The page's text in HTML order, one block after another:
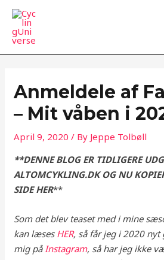
Skip
content
Anmeldele af
– Mit våben i
April 9, 2020/ By Jeppe Tolbøll
**DENNE BLOG ER TIDLIGERE
ALTOMCYKLING.DK OG NU
SIDE HER**
Som det blev teaset med i mine
kan læses HER, så får jeg i 2020
mig påInstagram, så har jeg ikke